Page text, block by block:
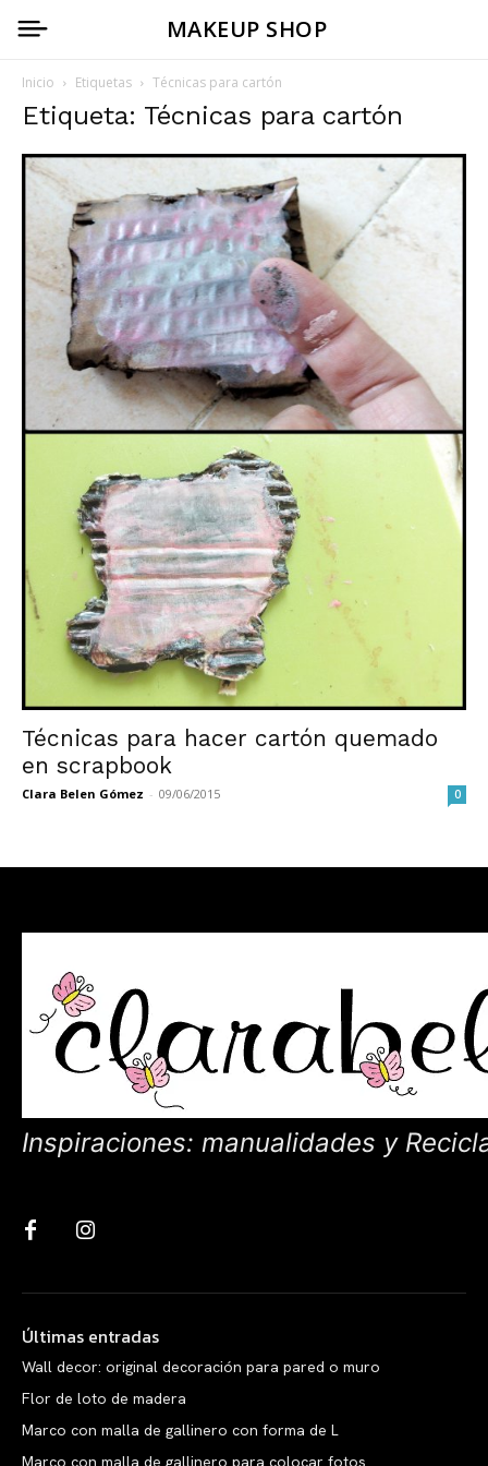
MAKEUP SHOP
Inicio Etiquetas Técnicas para cartón
Etiqueta: Técnicas para cartón
Técnicas para hacer cartón quemado
en scrapbook
Clara Belen Gómez - 09/06/2015 0
Inspiraciones: manualidades y
Últimas entradas
Wall decor: original decoración para pared o muro
Flor de loto de madera
Marco con malla de gallinero con forma de L
Marco con malla de gallinero para colocar fotos